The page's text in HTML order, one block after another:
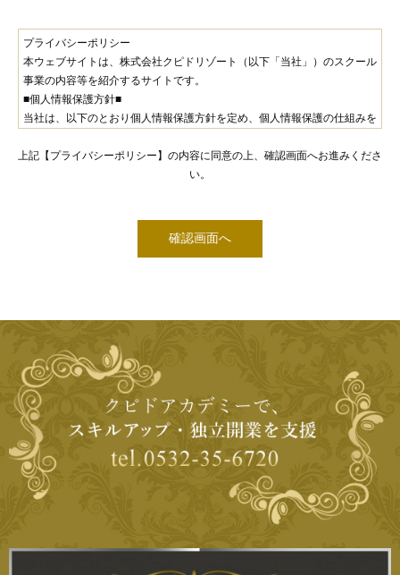
プライバシーポリシー
本ウェブサイトは、株式会社クピドリゾート（以下「当社」）のスクール
事業の内容等を紹介するサイトです。
■個人情報保護方針■
当社は、以下のとおり個人情報保護方針を定め、個人情報保護の仕組みを
とにより、個人情報の保護を推進致します。
ティシステムの維持・管理体制の整備・社員教育の徹底等の必要な措置を
お客さまからお預かりした個人情報は、当社からのご連絡や業務のご案内
やご質問に対する回答として、電子メールや資料のご送付に利用いたしま
す。
■個人情報の第三者への開示・提供の禁止■
当社は、お客さまよりお預かりした個人情報を適切に管理し、次のいずれ
かに該当する場合を除き、個人情報を第三者に開示いたしません。
・お客さまの同意がある場合
・お客さまが希望されるサービスを行なうために当社が業務を委託する業
者に対して開示する場合
当社は、個人情報の正確性及び安全性確保のために、セキュリティに万全
上記【プライバシーポリシー】の内容に同意の上、確認画面へお進みくださ
い。